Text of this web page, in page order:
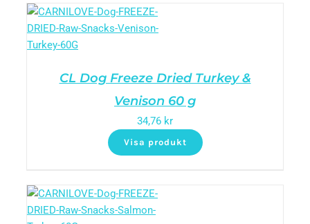
CL Dog Freeze Dried Turkey &
Venison 60 g
34,76 kr
Visa produkt